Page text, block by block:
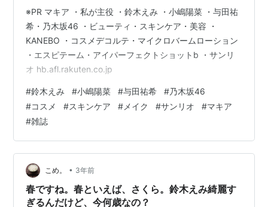
ジークス天神、リニューアルオープン告知（2004年）
サントリーフーズ、DAKARA
その他エピソード
12歳のときに日本国籍を得て日本語名「鈴木えみ」を得
た。中国名はウー・ツーリャン。
※PR マキア ・私が主役 ・鈴木えみ ・小嶋陽菜 ・与田祐
希・乃木坂46 ・ビューティ・スキンケア・美容 ・
KANEBO ・コスメデコルテ・マイクロバームローション
・エスピテーム・アイパーフェクトショットb ・サンリ
オ hb.afl.rakuten.co.jp
#鈴木えみ #小嶋陽菜 #与田祐希 #乃木坂46
#コスメ #スキンケア # メイク #サンリオ #マキア
#雑誌
こめ。 • 3年前
春ですね。春といえば、さくら。鈴木えみ綺麗す
ぎるんだけど、今何歳なの？